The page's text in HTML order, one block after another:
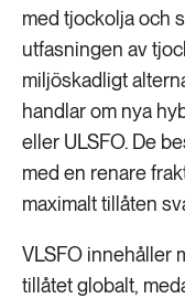
med tjockolja och
utfasningen av
miljöskadligt
handlar om nya
eller ULSFO. De
med en renare
maximalt tillåten
VLSFO innehåller
tillåtet globalt,